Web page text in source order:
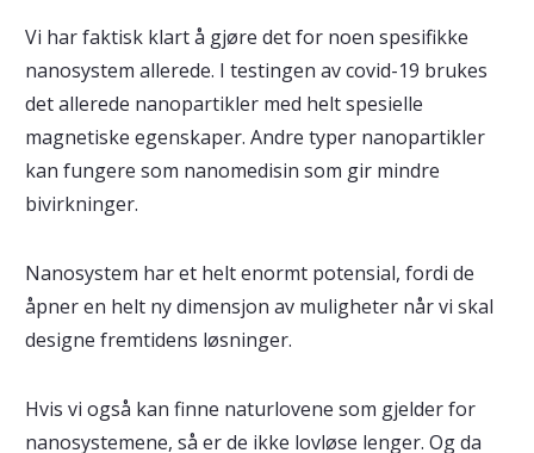
Vi har faktisk klart å gjøre det for noen spesifikke
nanosystem allerede. I testingen av covid-19 brukes
det allerede nanopartikler med helt spesielle
magnetiske egenskaper. Andre typer nanopartikler
kan fungere som nanomedisin som gir mindre
bivirkninger.
Nanosystem har et helt enormt potensial, fordi de
åpner en helt ny dimensjon av muligheter når vi skal
designe fremtidens løsninger.
Hvis vi også kan finne naturlovene som gjelder for
nanosystemene, så er de ikke lovløse lenger. Og da